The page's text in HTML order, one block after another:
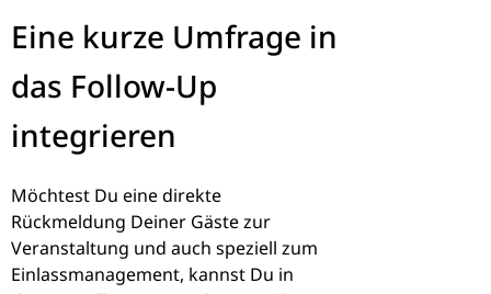
Eine kurze Umfrage in
das Follow-Up
integrieren
Möchtest Du eine direkte
Rückmeldung Deiner Gäste zur
Veranstaltung und auch speziell zum
Einlassmanagement, kannst Du in